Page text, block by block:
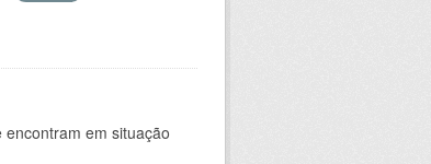
em situação